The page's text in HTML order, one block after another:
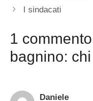
I sindacati
1
bagnino:
Daniele